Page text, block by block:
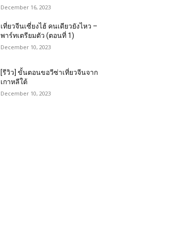
December 16, 2023
เที่ยวจีนเซี่ยงไฮ้ คนเดียวยังไหว –
พาร์ทเตรียมตัว (ตอนที่ 1)
December 10, 2023
[รีวิว] ขั้นตอนขอวีซ่าเที่ยวจีนจาก
เกาหลีใต้
December 10, 2023